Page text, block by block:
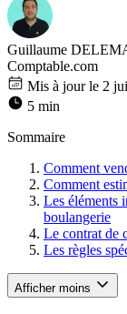
Guillaume
Comptable.com
Mis à jour le 2
5 min
Sommaire
Comment
Comment
Les éléments
boulangerie
Le contrat de
Les règles
Afficher moins